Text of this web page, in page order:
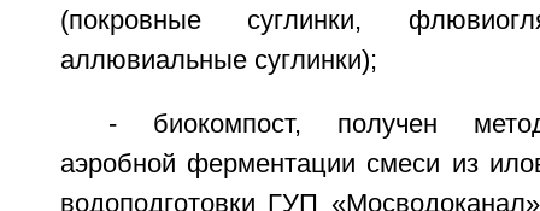
(покровные суглинки,
аллювиальные суглинки);
- биокомпост, получен
аэробной ферментации смеси из
водоподготовки ГУП